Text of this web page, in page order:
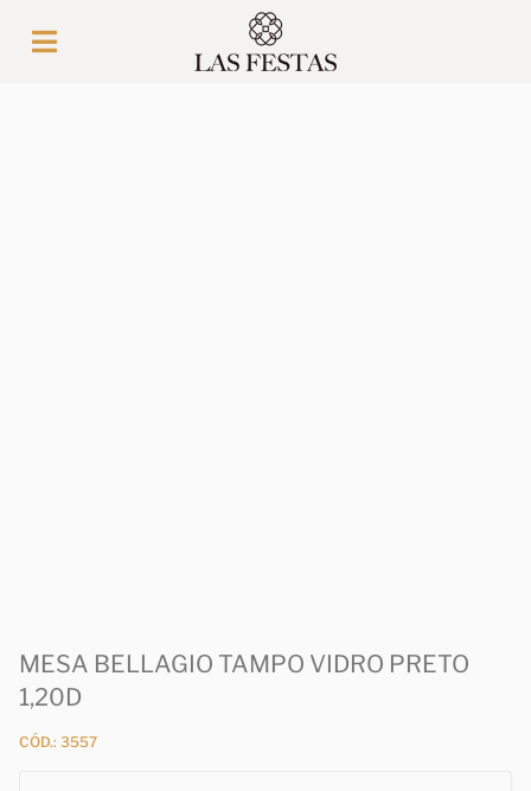
MESA BELLAGIO TAMPO VIDRO PRETO
1,20D
CÓD.: 3557